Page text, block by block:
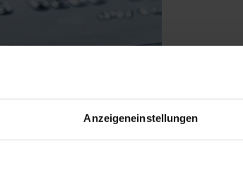
Anzeigeneinstellungen